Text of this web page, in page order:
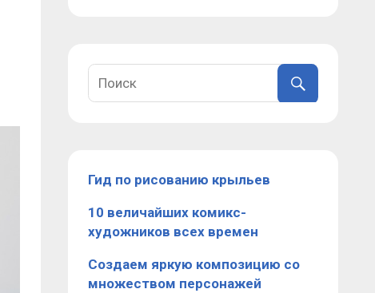
Гид по рисованию крыльев
10 величайших комикс-
художников всех времен
Создаем яркую композицию со
множеством персонажей